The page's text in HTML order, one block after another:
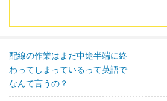
配線の作業はまだ中途半端に終
わってしまっているって英語で
なんて言うの？